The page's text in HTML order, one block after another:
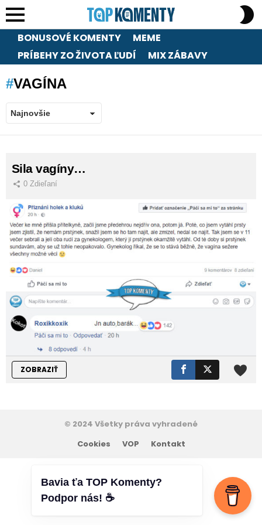
Menu
BONUSOVÉ KOMENTY
MEME
PRÍBEHY ZO ŽIVOTA ĽUDÍ
MIX ZÁBAVY
VAGÍNA
STORIES
Sila vagíny…
0 Zdieľaní
ZOBRAZIŤ
© 2024 Všetky práva vyhradené
Cookies
VOP Kontakt
Bavia ťa TOP Komenty?
Podpor nás! ☕